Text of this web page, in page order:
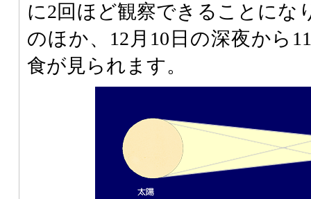
に2回ほど観察できることにな
のほか、12月10日の深夜から
食が見られます。